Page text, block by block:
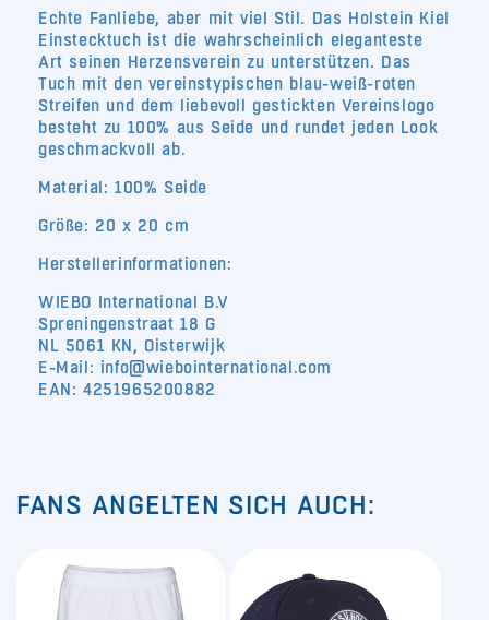
Echte Fanliebe, aber mit viel Stil. Das Holstein Kiel
Einstecktuch ist die wahrscheinlich eleganteste
Art seinen Herzensverein zu unterstützen. Das
Tuch mit den vereinstypischen blau-weiß-roten
Streifen und dem liebevoll gestickten Vereinslogo
besteht zu 100% aus Seide und rundet jeden Look
geschmackvoll ab.
Material: 100% Seide
Größe: 20 x 20 cm
Herstellerinformationen:
WIEBO International B.V
Spreningenstraat 18 G
NL 5061 KN, Oisterwijk
E-Mail: info@wiebointernational.com
EAN: 4251965200882
FANS ANGELTEN SICH AUCH: